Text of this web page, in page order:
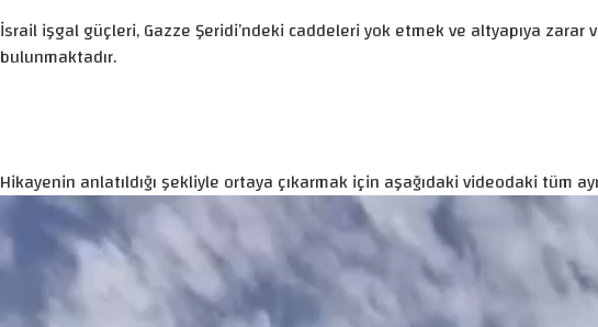
İsrail işgal güçleri, Gazze Şeridi’ndeki caddeleri yok etmek ve altyapıya zarar
bulunmaktadır.
Hikayenin anlatıldığı şekliyle ortaya çıkarmak için aşağıdaki videodaki tüm